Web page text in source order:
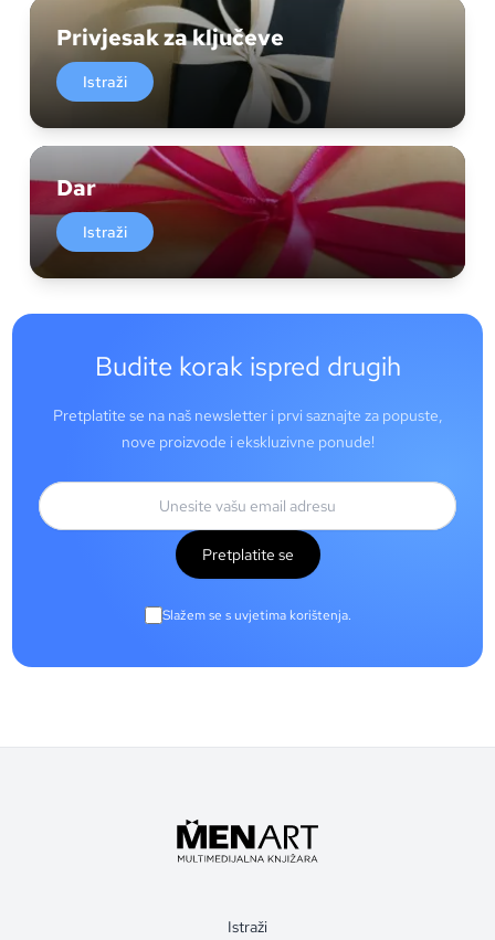
Privjesak za ključeve
Istraži
Dar
Istraži
Budite korak ispred drugih
Pretplatite se na naš newsletter i prvi saznajte za popuste,
nove proizvode i ekskluzivne ponude!
Pretplatite se
Slažem se s uvjetima korištenja.
Istraži